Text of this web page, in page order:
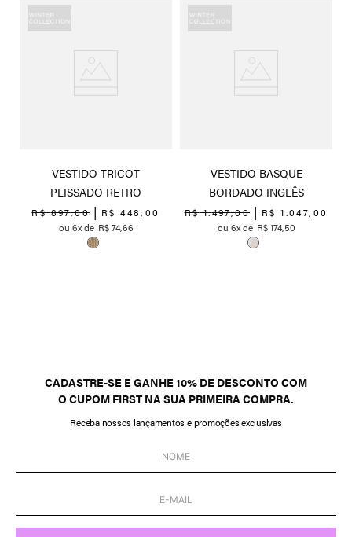
VESTIDO TRICOT
PLISSADO RETRO
R$ 897,00 R$ 448, 00
6
R$74,66
VESTIDO BASQUE
BORDADO INGLÊS
R$ 1.497,00 R$ 1.047, 00
6
R$174,50
CADASTRE-SE E GANHE 10% DE DESCONTO COM
O CUPOM FIRST NA SUA PRIMEIRA COMPRA.
Receba nossos lançamentos e promoções exclusivas